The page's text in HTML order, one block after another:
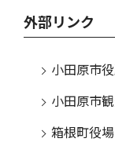
外部リンク
小田原市
小田原市
箱根町役場